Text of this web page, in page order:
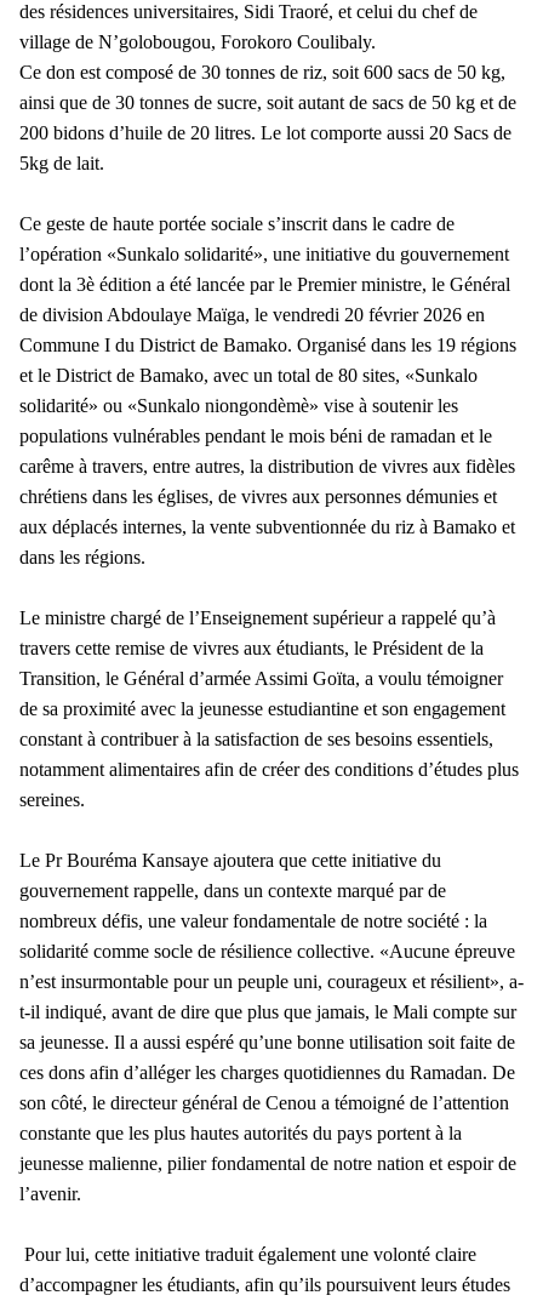
des résidences universitaires, Sidi Traoré, et celui du chef de
village de N’golobougou, Forokoro Coulibaly.
Ce don est composé de 30 tonnes de riz, soit 600 sacs de 50 kg,
ainsi que de 30 tonnes de sucre, soit autant de sacs de 50 kg et de
200 bidons d’huile de 20 litres. Le lot comporte aussi 20 Sacs de
5kg de lait.
Ce geste de haute portée sociale s’inscrit dans le cadre de
l’opération «Sunkalo solidarité», une initiative du gouvernement
dont la 3è édition a été lancée par le Premier ministre, le Général
de division Abdoulaye Maïga, le vendredi 20 février 2026 en
Commune I du District de Bamako. Organisé dans les 19 régions
et le District de Bamako, avec un total de 80 sites, «Sunkalo
solidarité» ou «Sunkalo niongondèmè» vise à soutenir les
populations vulnérables pendant le mois béni de ramadan et le
carême à travers, entre autres, la distribution de vivres aux fidèles
chrétiens dans les églises, de vivres aux personnes démunies et
aux déplacés internes, la vente subventionnée du riz à Bamako et
dans les régions.
Le ministre chargé de l’Enseignement supérieur a rappelé qu’à
travers cette remise de vivres aux étudiants, le Président de la
Transition, le Général d’armée Assimi Goïta, a voulu témoigner
de sa proximité avec la jeunesse estudiantine et son engagement
constant à contribuer à la satisfaction de ses besoins essentiels,
notamment alimentaires afin de créer des conditions d’études plus
sereines.
Le Pr Bouréma Kansaye ajoutera que cette initiative du
gouvernement rappelle, dans un contexte marqué par de
nombreux défis, une valeur fondamentale de notre société : la
solidarité comme socle de résilience collective. «Aucune épreuve
n’est insurmontable pour un peuple uni, courageux et résilient», a-
t-il indiqué, avant de dire que plus que jamais, le Mali compte sur
sa jeunesse. Il a aussi espéré qu’une bonne utilisation soit faite de
ces dons afin d’alléger les charges quotidiennes du Ramadan. De
son côté, le directeur général de Cenou a témoigné de l’attention
constante que les plus hautes autorités du pays portent à la
jeunesse malienne, pilier fondamental de notre nation et espoir de
l’avenir.
Pour lui, cette initiative traduit également une volonté claire
d’accompagner les étudiants, afin qu’ils poursuivent leurs études